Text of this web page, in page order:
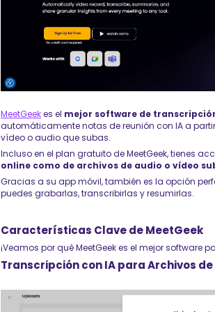
MeetGeekes el mejor software de
automáticamente notas de reunión con IA a
vídeo o audio que subas.
Incluso en el plan gratuito de MeetGeek, tienes
online como de archivos de audio o vídeo
Gracias a su app móvil, también es la opción
puedes grabarlas, transcribirlas y resumirlas.
Características Clave de MeetGeek
¡Veamos por qué MeetGeek es el mejor software
Transcripción con IA para Archivos